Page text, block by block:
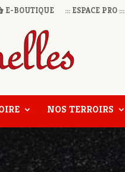
E-BOUTIQUE ::: ESPACE PRO :::
NOS TERROIRS